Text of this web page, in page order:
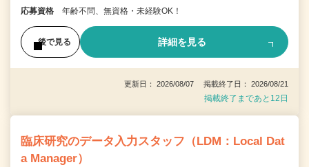
応募資格 年齢不問、無資格・未経験OK！
後で見る 詳細を見る
更新日： 2026/08/07 掲載終了日： 2026/08/21
掲載終了まであと12日
臨床研究のデータ入力スタッフ（LDM：Local Dat
a Manager）